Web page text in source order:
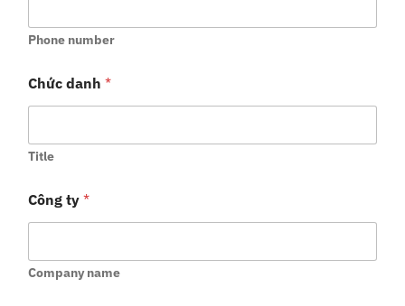
Phone number
Chức danh *
Title
Công ty *
Company name